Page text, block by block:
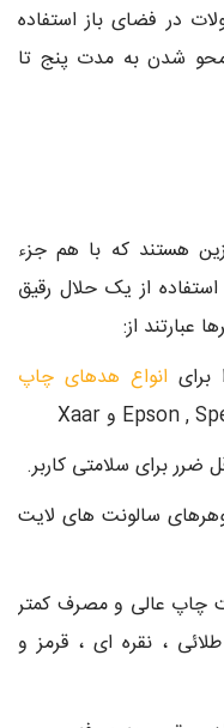
در فضای باز استفاده
محو شدن به مدت پنج تا
هستند که با هم جزء
از یک حلال رقیق
از:
انواع هدهای چاپ
ضرر برای سلامتی کاربر.
سالونت های لایت
چاپ عالی و مصرف کمتر
، نقره ای ، قرمز و